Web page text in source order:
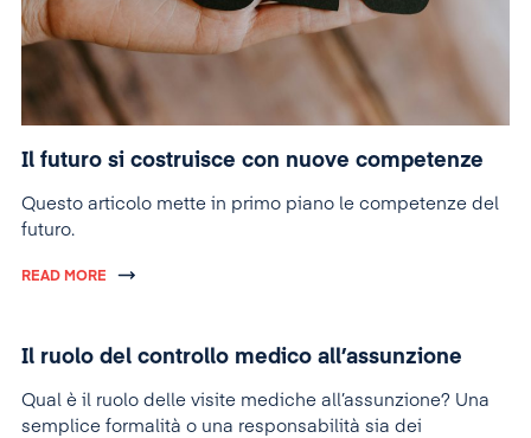
Il futuro si costruisce con nuove competenze
Questo articolo mette in primo piano le competenze del
futuro.
READ MORE
Il ruolo del controllo medico all’assunzione
Qual è il ruolo delle visite mediche all’assunzione? Una
semplice formalità o una responsabilità sia dei